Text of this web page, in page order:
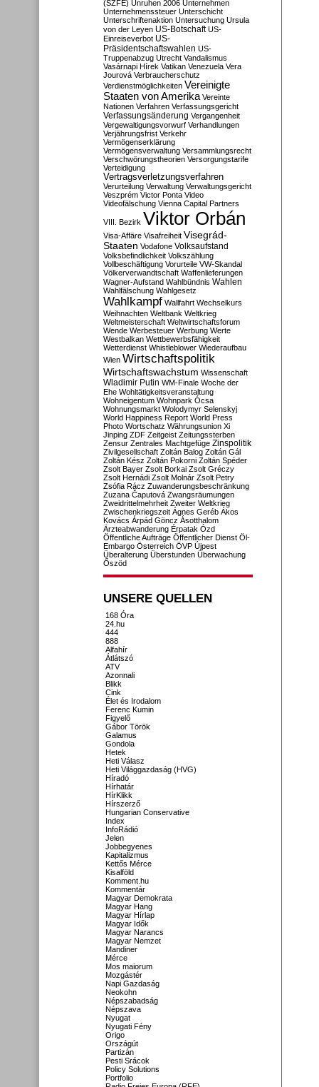
(SZFE) Unruhen 2006 Unternehmen
Unternehmenssteuer Unterschicht
Unterschriftenaktion Untersuchung Ursula
von der Leyen US-Botschaft US-
Einreiseverbot US-
Präsidentschaftswahlen US-
Truppenabzug Utrecht Vandalismus
Vasárnapi Hírek Vatikan Venezuela Vera
Jourová Verbraucherschutz
Verdienstmöglichkeiten Vereinigte
Staaten von Amerika Vereinte
Nationen Verfahren Verfassungsgericht
Verfassungsänderung Vergangenheit
Vergewaltigungsvorwurf Verhandlungen
Verjährungsfrist Verkehr
Vermögenserklärung
Vermögensverwaltung Versammlungsrecht
Verschwörungstheorien Versorgungstarife
Verteidigung
Vertragsverletzungsverfahren
Verurteilung Verwaltung Verwaltungsgericht
Veszprém Victor Ponta Video
Videofälschung Vienna Capital Partners
VIII. Bezirk Viktor Orbán
Visa-Affäre Visafreiheit Visegrád-
Staaten Vodafone Volksaufstand
Volksbefindlichkeit Volkszählung
Vollbeschäftigung Vorurteile VW-Skandal
Völkerverwandtschaft Waffenlieferungen
Wagner-Aufstand Wahlbündnis Wahlen
Wahlfälschung Wahlgesetz
Wahlkampf Wallfahrt Wechselkurs
Weihnachten Weltbank Weltkrieg
Weltmeisterschaft Weltwirtschaftsforum
Wende Werbesteuer Werbung Werte
Westbalkan Wettbewerbsfähigkeit
Wetterdienst Whistleblower Wiederaufbau
Wien Wirtschaftspolitik
Wirtschaftswachstum Wissenschaft
Wladimir Putin WM-Finale Woche der
Ehe Wohltätigkeitsveranstaltung
Wohneigentum Wohnpark Ócsa
Wohnungsmarkt Wolodymyr Selenskyj
World Happiness Report World Press
Photo Wortschatz Währungsunion Xi
Jinping ZDF Zeitgeist Zeitungssterben
Zensur Zentrales Machtgefüge Zinspolitik
Zivilgesellschaft Zoltán Balog Zoltán Gál
Zoltán Kész Zoltán Pokorni Zoltán Spéder
Zsolt Bayer Zsolt Borkai Zsolt Gréczy
Zsolt Hernádi Zsolt Molnár Zsolt Petry
Zsófia Rácz Zuwanderungsbeschränkung
Zuzana Čaputová Zwangsräumungen
Zweidrittelmehrheit Zweiter Weltkrieg
Zwischenkriegszeit Ágnes Geréb Ákos
Kovács Árpád Göncz Ásotthalom
Ärzteabwanderung Érpatak Ózd
Öffentliche Aufträge Öffentlicher Dienst Öl-
Embargo Österreich ÖVP Újpest
Überalterung Überstunden Überwachung
Őszöd
UNSERE QUELLEN
168 Óra
24.hu
444
888
Alfahír
Átlátszó
ATV
Azonnali
Blikk
Cink
Élet és Irodalom
Ferenc Kumin
Figyelő
Gábor Török
Galamus
Gondola
Hetek
Heti Válasz
Heti Világgazdaság (HVG)
Híradó
Hírhatár
HírKlikk
Hírszerző
Hungarian Conservative
Index
InfoRádió
Jelen
Jobbegyenes
Kapitalizmus
Kettős Mérce
Kisalföld
Komment.hu
Kommentár
Magyar Demokrata
Magyar Hang
Magyar Hírlap
Magyar Idők
Magyar Narancs
Magyar Nemzet
Mandiner
Mérce
Mos maiorum
Mozgástér
Napi Gazdaság
Neokohn
Népszabadság
Népszava
Nyugat
Nyugati Fény
Origo
Országút
Partizán
Pesti Srácok
Policy Solutions
Portfolio